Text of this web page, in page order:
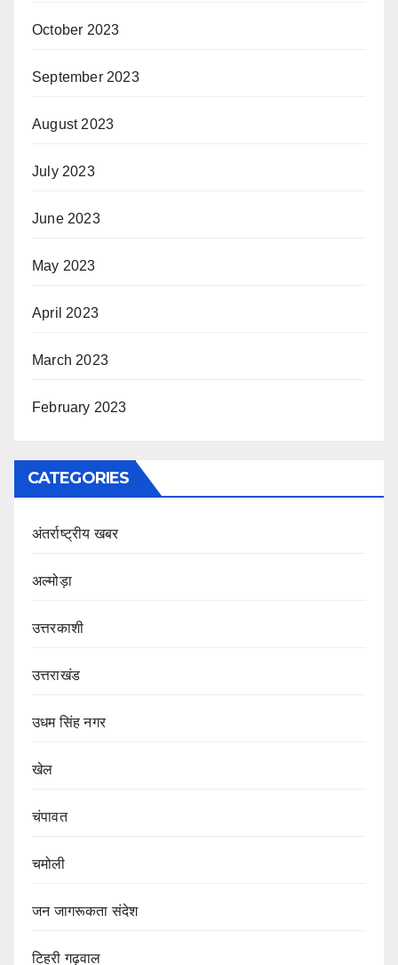
October 2023
September 2023
August 2023
July 2023
June 2023
May 2023
April 2023
March 2023
February 2023
CATEGORIES
अंतर्राष्ट्रीय खबर
अल्मोड़ा
उत्तरकाशी
उत्तराखंड
उधम सिंह नगर
खेल
चंपावत
चमोली
जन जागरूकता संदेश
टिहरी गढ़वाल